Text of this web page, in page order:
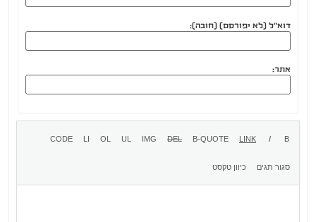
דוא"ל (לא יפורסם) (חובה):
אתר: